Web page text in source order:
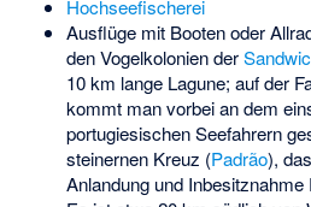
Hochseefischerei
Ausflüge mit Booten oder
den Vogelkolonien der
10 km lange Lagune; auf der
kommt man vorbei an dem
portugiesischen Seefahrern
steinernen Kreuz (Padrão),
Anlandung und Inbesitznahme